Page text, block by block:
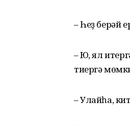
– Һеҙ берәй
– Юҡ, ял
тиергә
– Улайһа,